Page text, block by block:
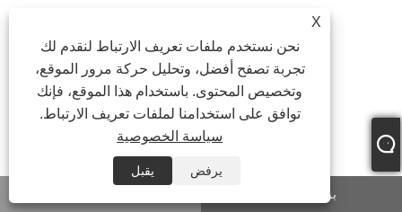
X
نحن نستخدم ملفات تعريف الارتباط لنقدم لك
تجربة تصفح أفضل، وتحليل حركة مرور الموقع،
وتخصيص المحتوى. باستخدام هذا الموقع، فإنك
توافق على استخدامنا لملفات تعريف الارتباط.
سياسة الخصوصية
يرفض
يقبل
بريد إلكتروني